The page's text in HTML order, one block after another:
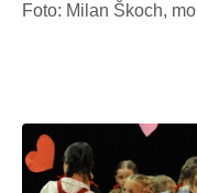
Foto: Milan Škoch,